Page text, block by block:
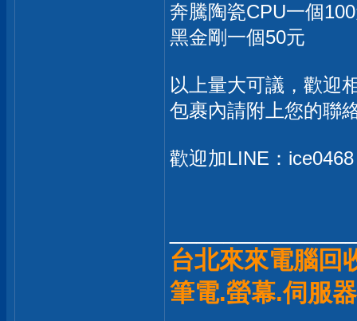
奔騰陶瓷CPU一個
黑金剛一個50元
以上量大可議，歡迎
包裹內請附上您的聯
歡迎加LINE：
台北來來電腦回
筆電.螢幕.伺服